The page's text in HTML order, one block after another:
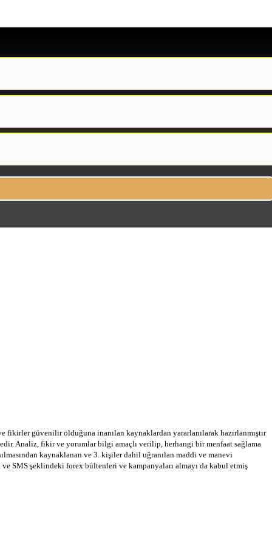
fikirler güvenilir olduğuna inanılan kaynaklardan yararlanılarak hazırlanmıştır
Analiz, fikir ve yorumlar bilgi amaçlı verilip, herhangi bir menfaat sağlama
kaynaklanan ve 3. kişiler dahil uğranılan maddi ve manevi
SMS şeklindeki forex bültenleri ve kampanyaları almayı da kabul etmiş